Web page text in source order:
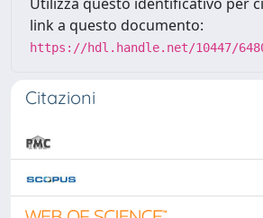
link a questo documento:
https://hdl.handle.net/10447/
Citazioni